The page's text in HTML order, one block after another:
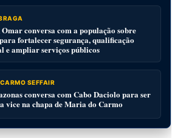
conversa com a população sobre
fortalecer segurança, qualificação
e ampliar serviços públicos
SEFFAIR
conversa com Cabo Daciolo para ser
vice na chapa de Maria do Carmo